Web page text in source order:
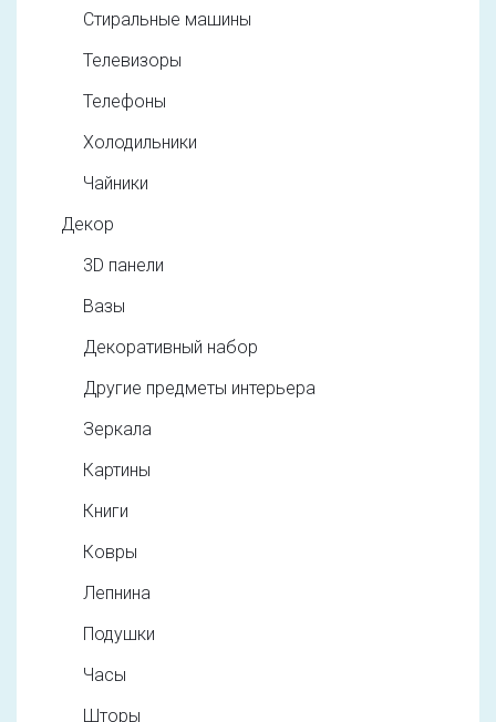
Стиральные машины
Телевизоры
Телефоны
Холодильники
Чайники
Декор
3D панели
Вазы
Декоративный набор
Другие предметы интерьера
Зеркала
Картины
Книги
Ковры
Лепнина
Подушки
Часы
Шторы